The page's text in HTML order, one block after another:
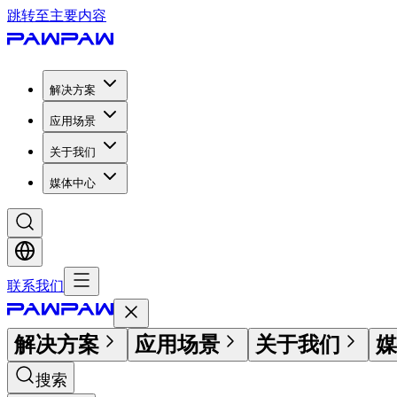
跳转至主要内容
解决方案
应用场景
关于我们
媒体中心
联系我们
解决方案 应用场景 关于我们
搜索